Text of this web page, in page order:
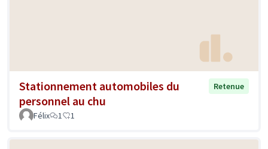
Stationnement automobiles du
personnel au chu
Retenue
Félix 1 1